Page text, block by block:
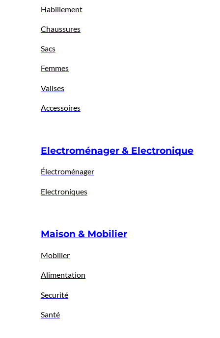
Habillement
Chaussures
Sacs
Femmes
Valises
Accessoires
Electroménager & Electronique
Électroménager
Electroniques
Maison & Mobilier
Mobilier
Alimentation
Securité
Santé